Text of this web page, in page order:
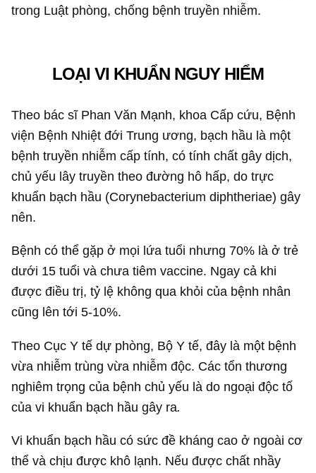
trong Luật phòng, chống bệnh truyền nhiễm.
LOẠI VI KHUẨN NGUY HIỂM
Theo bác sĩ Phan Văn Mạnh, khoa Cấp cứu, Bệnh
viện Bệnh Nhiệt đới Trung ương, bạch hầu là một
bệnh truyền nhiễm cấp tính, có tính chất gây dịch,
chủ yếu lây truyền theo đường hô hấp, do trực
khuẩn bạch hầu (Corynebacterium diphtheriae) gây
nên.
Bệnh có thể gặp ở mọi lứa tuổi nhưng 70% là ở trẻ
dưới 15 tuổi và chưa tiêm vaccine. Ngay cả khi
được điều trị, tỷ lệ không qua khỏi của bệnh nhân
cũng lên tới 5-10%.
Theo Cục Y tế dự phòng, Bộ Y tế, đây là một bệnh
vừa nhiễm trùng vừa nhiễm độc. Các tổn thương
nghiêm trọng của bệnh chủ yếu là do ngoại độc tố
của vi khuẩn bạch hầu gây ra.
Vi khuẩn bạch hầu có sức đề kháng cao ở ngoài cơ
thể và chịu được khô lạnh. Nếu được chất nhầy